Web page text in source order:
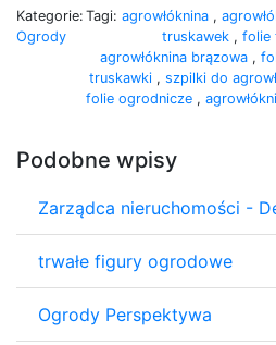
Kategorie:
Ogrody
Tagi: agrowłóknina ,
truskawek , folie
agrowłóknina brązowa ,
truskawki , szpilki do
folie ogrodnicze ,
Podobne wpisy
Zarządca nieruchomości -
trwałe figury ogrodowe
Ogrody Perspektywa